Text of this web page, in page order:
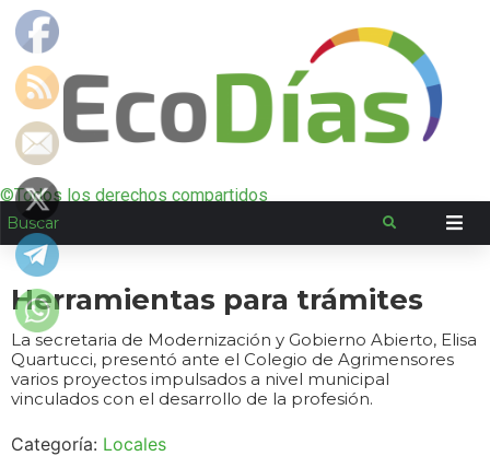
©Todos los derechos compartidos
Herramientas para trámites
La secretaria de Modernización y Gobierno Abierto, Elisa
Quartucci, presentó ante el Colegio de Agrimensores
varios proyectos impulsados a nivel municipal
vinculados con el desarrollo de la profesión.
Categoría: Locales